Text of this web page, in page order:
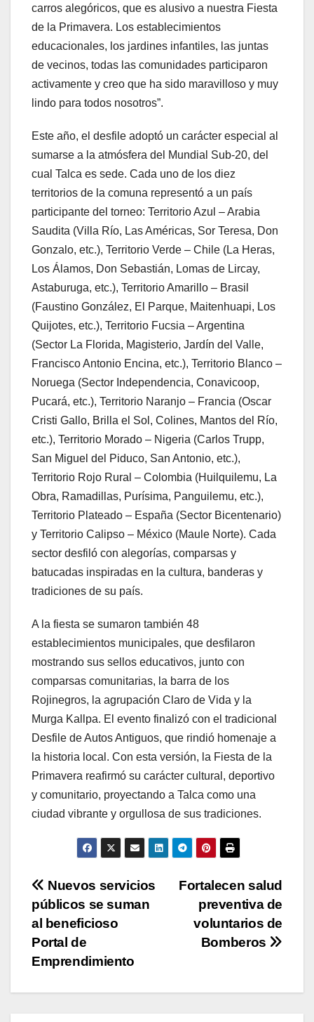
carros alegóricos, que es alusivo a nuestra Fiesta
de la Primavera. Los establecimientos
educacionales, los jardines infantiles, las juntas
de vecinos, todas las comunidades participaron
activamente y creo que ha sido maravilloso y muy
lindo para todos nosotros”.
Este año, el desfile adoptó un carácter especial al
sumarse a la atmósfera del Mundial Sub-20, del
cual Talca es sede. Cada uno de los diez
territorios de la comuna representó a un país
participante del torneo: Territorio Azul – Arabia
Saudita (Villa Río, Las Américas, Sor Teresa, Don
Gonzalo, etc.), Territorio Verde – Chile (La Heras,
Los Álamos, Don Sebastián, Lomas de Lircay,
Astaburuga, etc.), Territorio Amarillo – Brasil
(Faustino González, El Parque, Maitenhuapi, Los
Quijotes, etc.), Territorio Fucsia – Argentina
(Sector La Florida, Magisterio, Jardín del Valle,
Francisco Antonio Encina, etc.), Territorio Blanco –
Noruega (Sector Independencia, Conavicoop,
Pucará, etc.), Territorio Naranjo – Francia (Oscar
Cristi Gallo, Brilla el Sol, Colines, Mantos del Río,
etc.), Territorio Morado – Nigeria (Carlos Trupp,
San Miguel del Piduco, San Antonio, etc.),
Territorio Rojo Rural – Colombia (Huilquilemu, La
Obra, Ramadillas, Purísima, Panguilemu, etc.),
Territorio Plateado – España (Sector Bicentenario)
y Territorio Calipso – México (Maule Norte). Cada
sector desfiló con alegorías, comparsas y
batucadas inspiradas en la cultura, banderas y
tradiciones de su país.
A la fiesta se sumaron también 48
establecimientos municipales, que desfilaron
mostrando sus sellos educativos, junto con
comparsas comunitarias, la barra de los
Rojinegros, la agrupación Claro de Vida y la
Murga Kallpa. El evento finalizó con el tradicional
Desfile de Autos Antiguos, que rindió homenaje a
la historia local. Con esta versión, la Fiesta de la
Primavera reafirmó su carácter cultural, deportivo
y comunitario, proyectando a Talca como una
ciudad vibrante y orgullosa de sus tradiciones.
Navegación
de
entradas
Fortalecen salud
preventiva de
voluntarios de
Bomberos
Nuevos servicios
públicos se suman
al beneficioso
Portal de
Emprendimiento